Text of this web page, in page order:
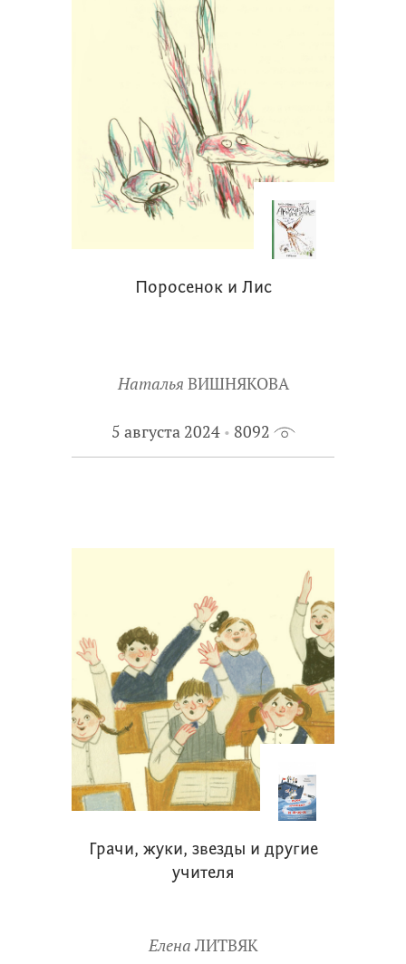
Поросенок и Лис
Наталья ВИШНЯКОВА
5 августа 2024 8092
Грачи, жуки, звезды и другие
учителя
Елена ЛИТВЯК